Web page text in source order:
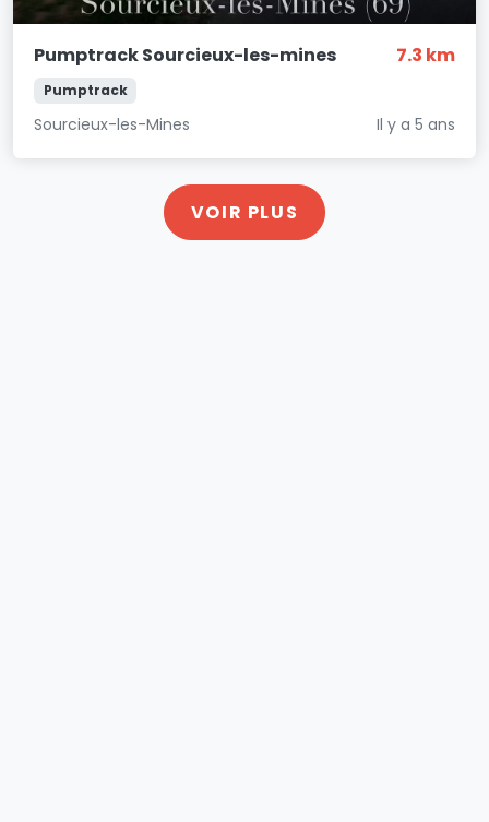
Pumptrack Sourcieux-les-mines 7.3 km
Pumptrack
Sourcieux-les-Mines Il y a 5 ans
VOIR PLUS